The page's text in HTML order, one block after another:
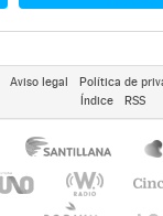
Aviso legal Política de
Índice
RSS